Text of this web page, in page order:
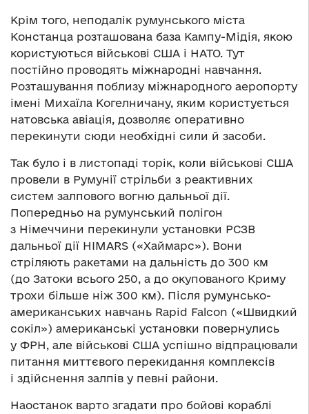
Крім того, неподалік румунського міста
Констанца розташована база Кампу-Мідія, якою
користуються військові США і НАТО. Тут
постійно проводять міжнародні навчання.
Розташування поблизу міжнародного аеропорту
імені Михаїла Когелничану, яким користується
натовська авіація, дозволяє оперативно
перекинути сюди необхідні сили й засоби.
Так було і в листопаді торік, коли військові США
провели в Румунії стрільби з реактивних
систем залпового вогню дальньої дії.
Попередньо на румунський полігон
з Німеччини перекинули установки РСЗВ
дальньої дії HIMARS («Хаймарс»). Вони
стріляють ракетами на дальність до 300 км
(до Затоки всього 250, а до окупованого Криму
трохи більше ніж 300 км). Після румунсько-
американських навчань Rapid Falcon («Швидкий
сокіл») американські установки повернулись
у ФРН, але військові США успішно відпрацювали
питання миттєвого перекидання комплексів
і здійснення залпів у певні райони.
Наостанок варто згадати про бойові кораблі